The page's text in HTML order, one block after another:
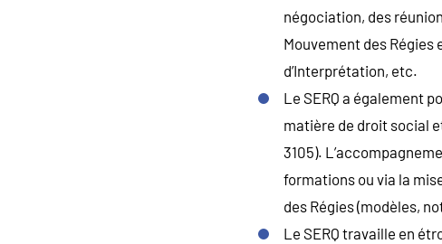
négociation, des
Mouvement des Régies
d’Interprétation, etc.
Le SERQ a également
matière de droit social
3105).
formations ou via la
des Régies (modèles,
Le SERQ travaille en